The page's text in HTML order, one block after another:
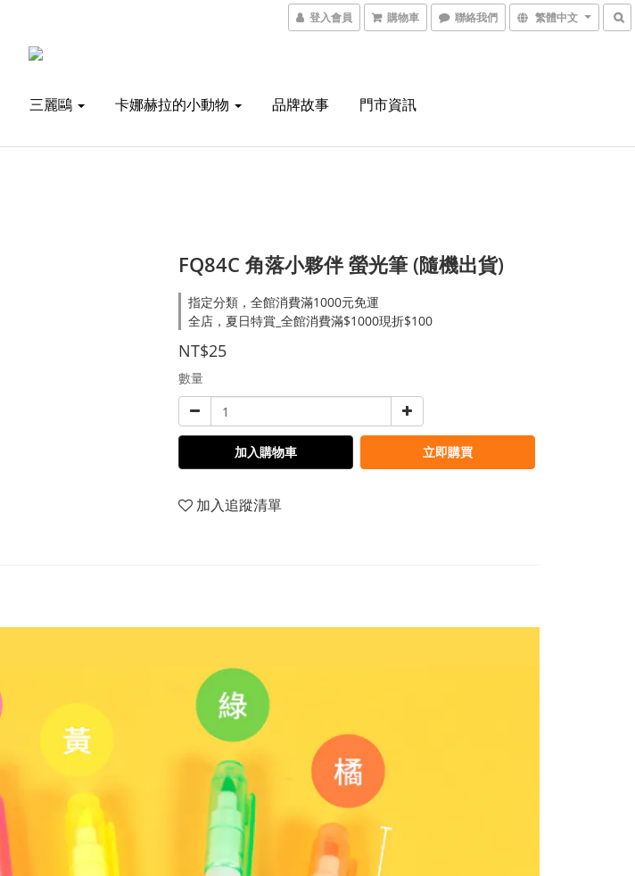
登入會員 購物車 聯絡我們 繁體中文
三麗鷗 卡娜赫拉的小動物 品牌故事 門市資訊
FQ84C 角落小夥伴 螢光筆 (隨機出貨)
指定分類，全館消費滿1000元免運
全店，夏日特賞_全館消費滿$1000現折$100
NT$25
數量
加入購物車 立即購買
加入追蹤清單